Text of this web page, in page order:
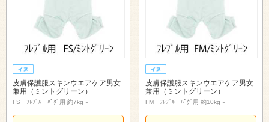
皮膚保護服スキンウエアケア男女
兼用（ミントグリーン）
FS ﾌﾚﾌﾞﾙ・ﾊﾟｸﾞ用 約7kg～
皮膚保護服スキンウエアケア男女
兼用（ミントグリーン）
FM ﾌﾚﾌﾞﾙ・ﾊﾟｸﾞ用 約10kg～